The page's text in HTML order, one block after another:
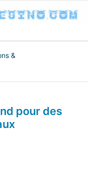
&
pour des